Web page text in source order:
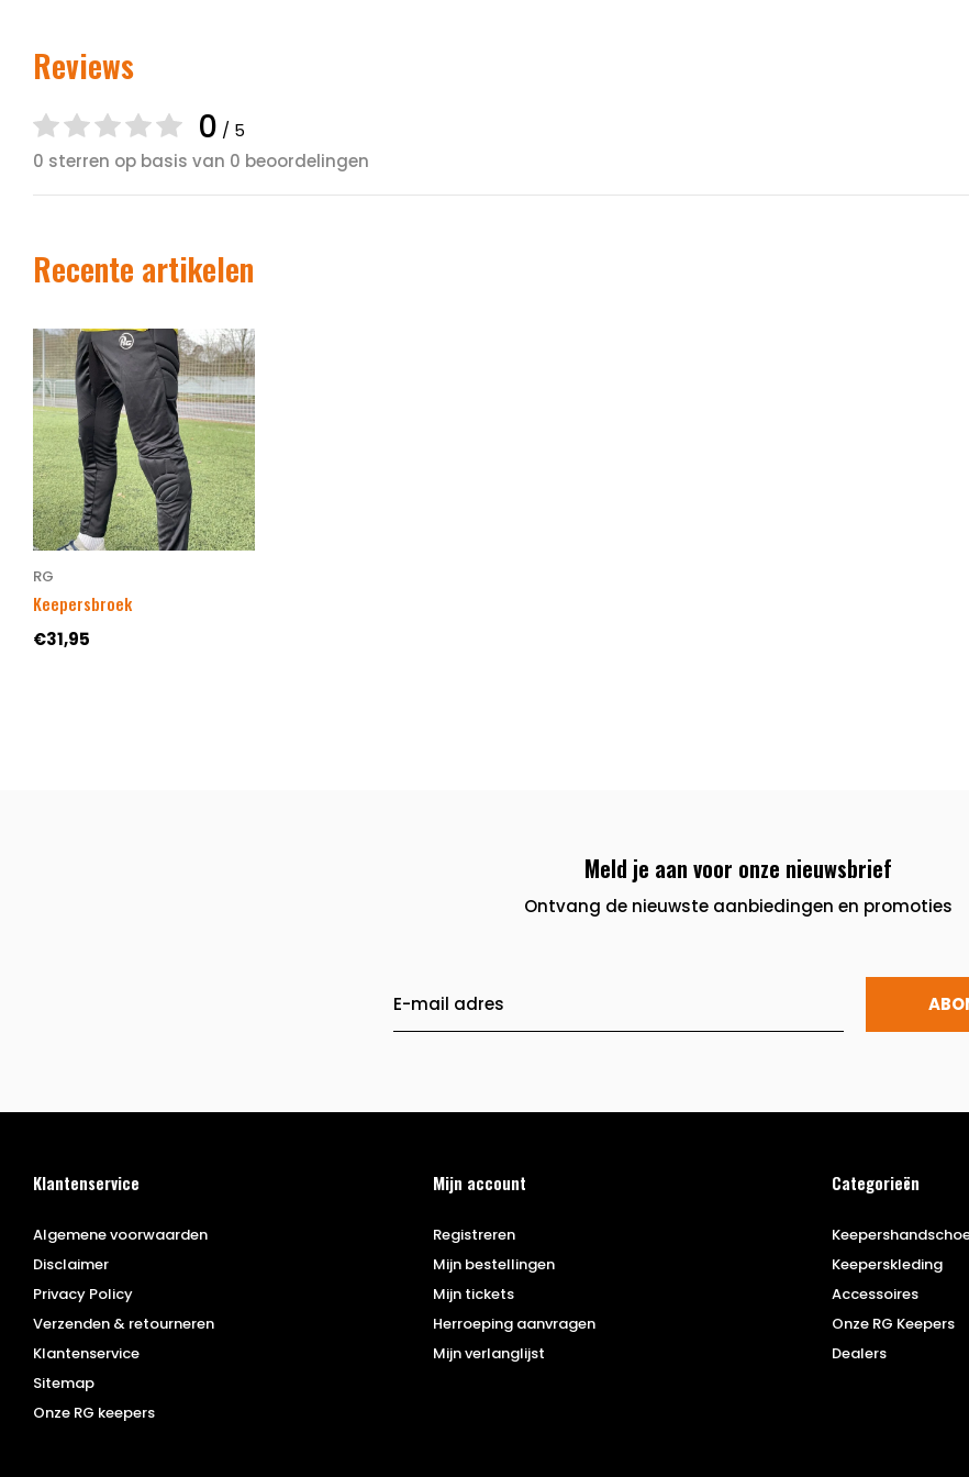
Reviews
0 / 5
0 sterren op basis van 0 beoordelingen
Recente artikelen
RG
Keepersbroek
€31,95
Meld je aan voor onze nieuwsbrief
Ontvang de nieuwste aanbiedingen en promoties
Klantenservice
Algemene voorwaarden
Disclaimer
Privacy Policy
Verzenden & retourneren
Klantenservice
Sitemap
Onze RG keepers
Mijn account
Registreren
Mijn bestellingen
Mijn tickets
Herroeping aanvragen
Mijn verlanglijst
Categorieën
Keeperskleding
Accessoires
Onze RG Keepers
Dealers